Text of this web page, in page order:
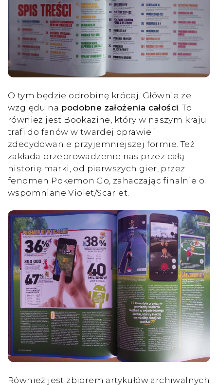
O tym będzie odrobinę krócej. Głównie ze
względu na podobne założenia całości . To
również jest Bookazine, który w naszym kraju
trafi do fanów w twardej oprawie i
zdecydowanie przyjemniejszej formie. Też
zakłada przeprowadzenie nas przez całą
historię marki, od pierwszych gier, przez
fenomen Pokemon Go, zahaczając finalnie o
wspomniane Violet/Scarlet.
Również jest zbiorem artykułów archiwalnych